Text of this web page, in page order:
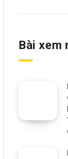
Bài xem